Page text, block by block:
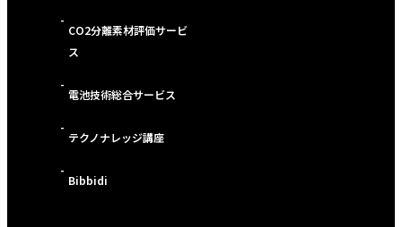
-
CO2分離素材評価サービ
ス
-
電池技術総合サービス
-
テクノナレッジ講座
-
Bibbidi